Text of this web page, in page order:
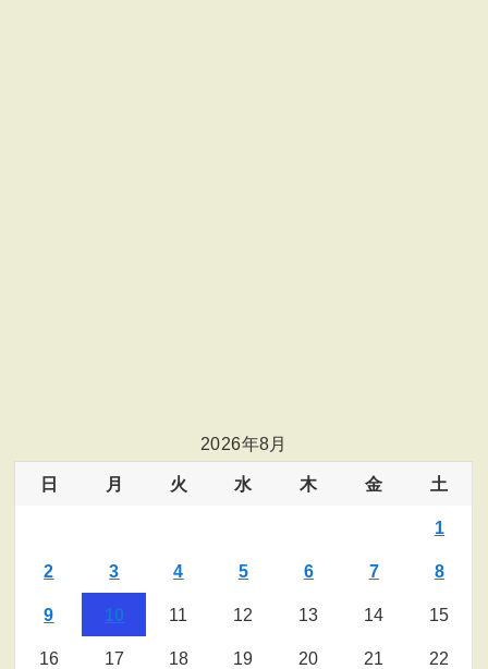
2026年8月
日 月 火 水 木 金 土
1
2 3 4 5 6 7 8
9 10 11 12 13 14 15
16 17 18 19 20 21 22